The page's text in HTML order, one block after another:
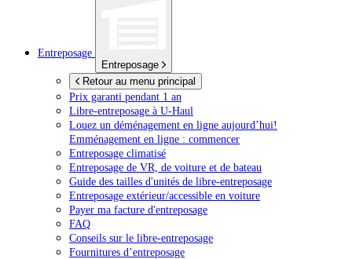
Entreposage
Entreposage
Retour au menu principal
Prix garanti pendant 1 an
Libre-entreposage à U-Haul
Louez un déménagement en ligne aujourd’hui!
Emménagement en ligne : commencer
Entreposage climatisé
Entreposage de VR, de voiture et de bateau
Guide des tailles d'unités de libre-entreposage
Entreposage extérieur/accessible en voiture
Payer ma facture d'entreposage
FAQ
Conseils sur le libre-entreposage
Fournitures d’entreposage